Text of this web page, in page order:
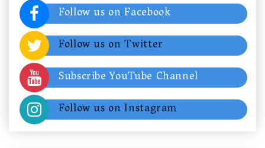
Follow us on Facebook
Follow us on Twitter
Subscribe YouTube Channel
Follow us on Instagram